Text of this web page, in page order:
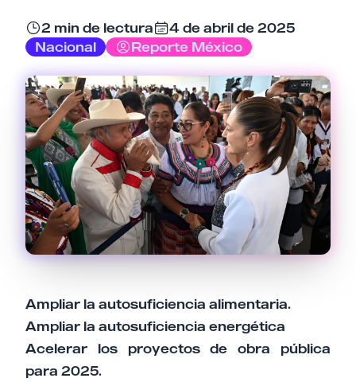
2 min de lectura
4 de abril de 2025
Nacional
Reporte México
Ampliar la autosuficiencia alimentaria.
Ampliar la autosuficiencia energética
Acelerar los proyectos de obra pública
para 2025.
Tu comentario
Cancelar Enviar comentario